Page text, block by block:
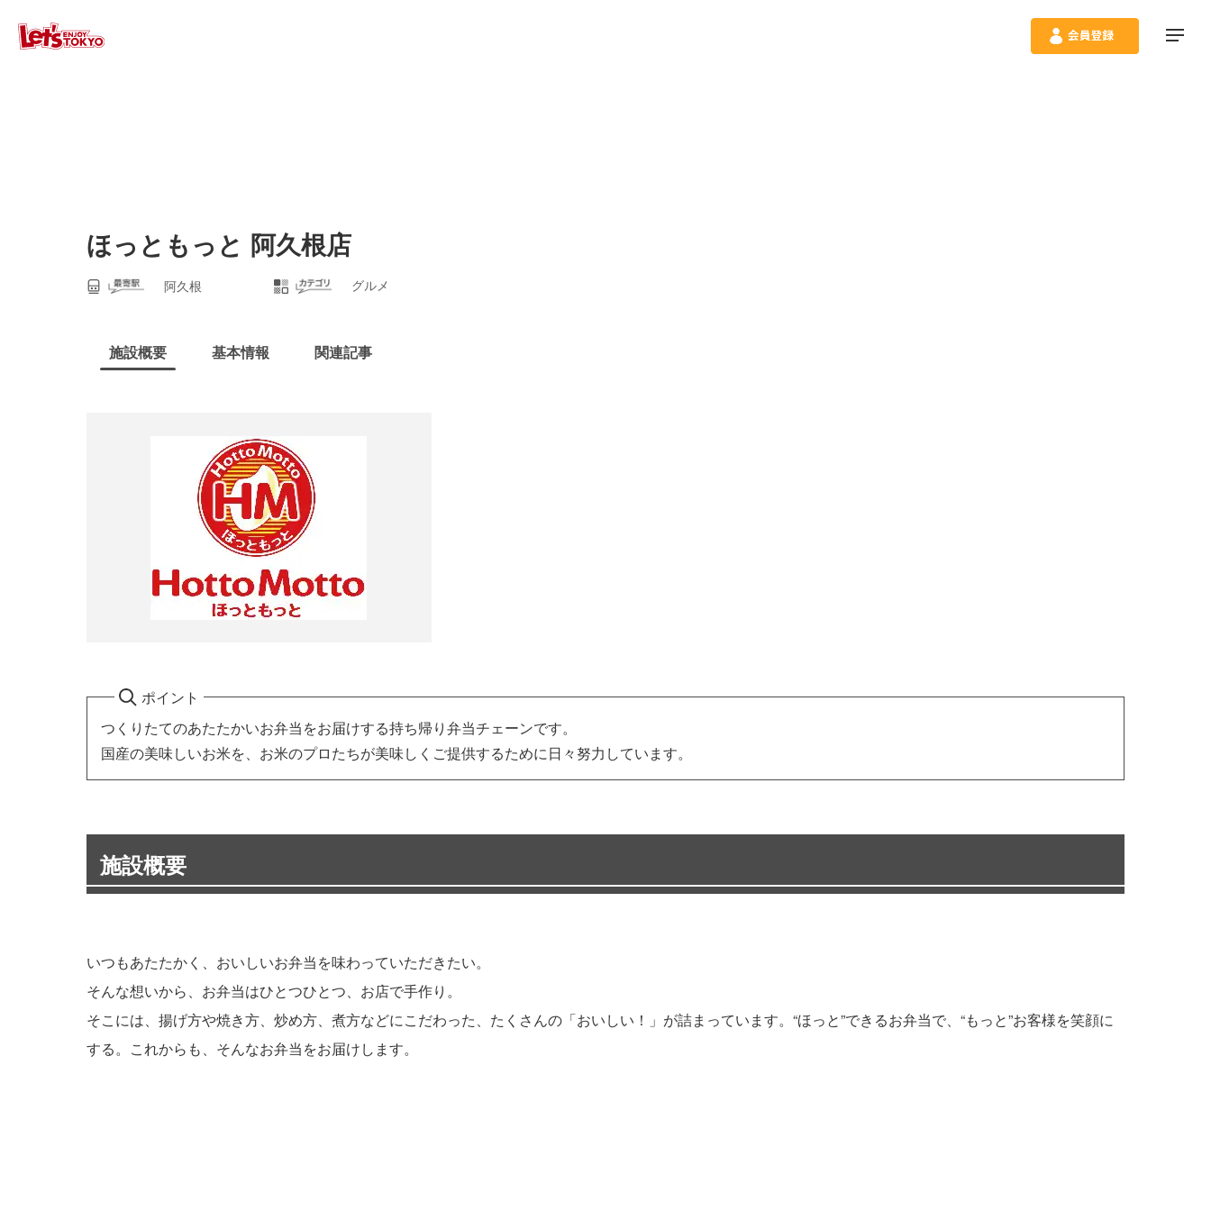
ほっともっと 阿久根店
阿久根 グルメ
施設概要 基本情報 関連記事
ポイント
つくりたてのあたたかいお弁当をお届けする持ち帰り弁当チェーンです。
国産の美味しいお米を、お米のプロたちが美味しくご提供するために日々努力しています。
施設概要
いつもあたたかく、おいしいお弁当を味わっていただきたい。
そんな想いから、お弁当はひとつひとつ、お店で手作り。
そこには、揚げ方や焼き方、炒め方、煮方などにこだわった、たくさんの「おいしい！」が詰まっています。“ほっと”できるお弁当で、“もっと”お客様を笑顔に
する。これからも、そんなお弁当をお届けします。